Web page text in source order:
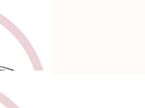
eine